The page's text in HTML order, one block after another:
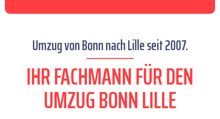
Umzug von Bonn nach Lille seit 2007.
IHR FACHMANN FÜR DEN
UMZUG BONN LILLE